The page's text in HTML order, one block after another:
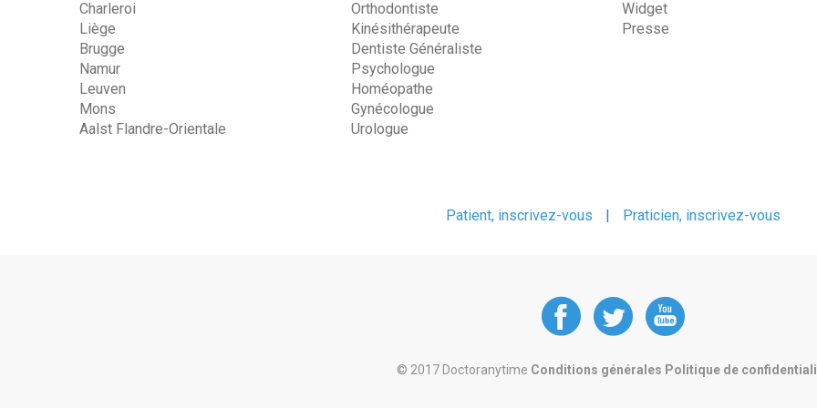
Charleroi
Liège
Brugge
Namur
Leuven
Mons
Aalst Flandre-Orientale
Orthodontiste
Kinésithérapeute
Dentiste Généraliste
Psychologue
Homéopathe
Gynécologue
Urologue
Widget
Presse
Patient, inscrivez-vous Praticien, inscrivez-vous
DoctorAnyTime
at at at
© 2017 Doctoranytime Conditions générales Politique de